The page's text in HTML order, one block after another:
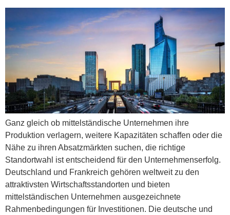
Ganz gleich ob mittelständische Unternehmen ihre
Produktion verlagern, weitere Kapazitäten schaffen oder die
Nähe zu ihren Absatzmärkten suchen, die richtige
Standortwahl ist entscheidend für den Unternehmenserfolg.
Deutschland und Frankreich gehören weltweit zu den
attraktivsten Wirtschaftsstandorten und bieten
mittelständischen Unternehmen ausgezeichnete
Rahmenbedingungen für Investitionen. Die deutsche und